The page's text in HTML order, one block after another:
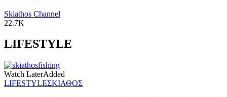
Skiathos Channel
22.7K
LIFESTYLE
Watch LaterAdded
LIFESTYLEΣΚΙΑΘΟΣ